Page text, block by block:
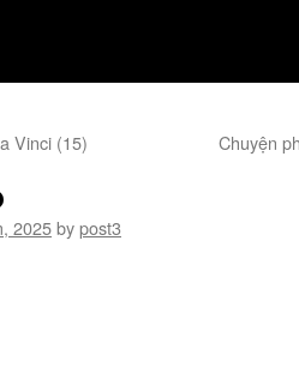
Vinci (15) Chuyện
2025bypost3